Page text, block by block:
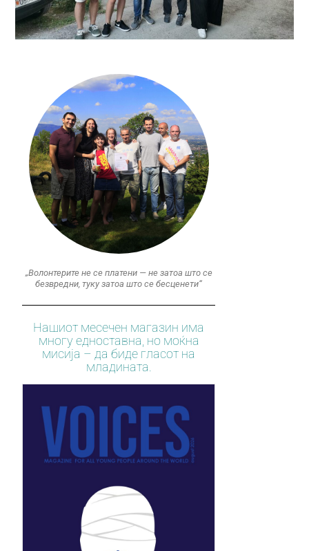
„Волонтерите не се платени — не затоа што се
безвредни, туку затоа што се бесценети“
Нашиот месечен магазин има
многу едноставна, но моќна
мисија – да биде гласот на
младината.